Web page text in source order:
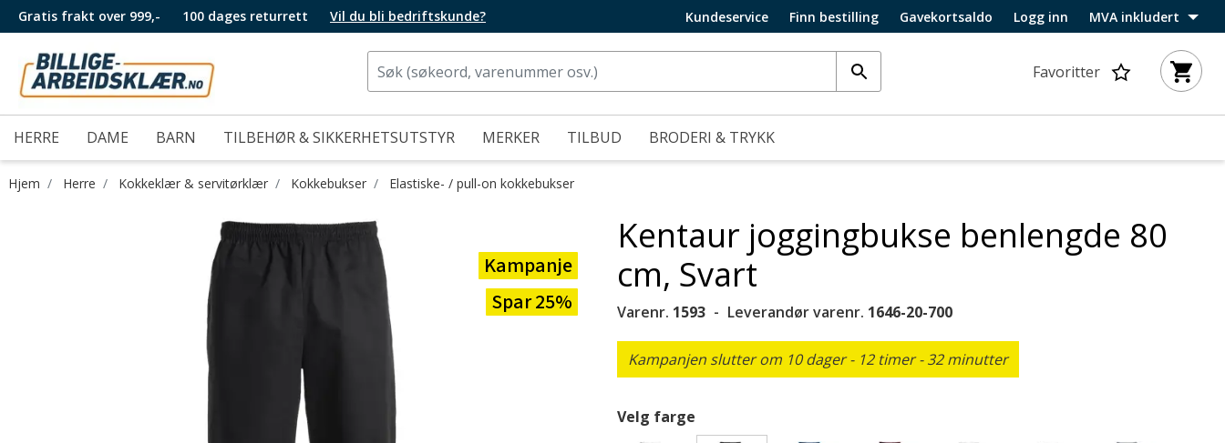
Gratis frakt over 999,- 100 dages returrett Vil du bli bedriftskunde? Kundeservice Finn bestilling Gavekortsaldo Logg inn MVA inkludert
Favoritter
HERRE DAME BARN TILBEHØR & SIKKERHETSUTSTYR MERKER TILBUD BRODERI & TRYKK
Hjem Herre Kokkeklær & servitørklær Kokkebukser Elastiske- / pull-on kokkebukser
Kampanje
Spar 25%
Kentaur joggingbukse benlengde 80
cm, Svart
Varenr. 1593 Leverandør varenr. 1646-20-700
Kampanjen slutter om 10 dager - 12 timer - 32 minutter
Velg farge